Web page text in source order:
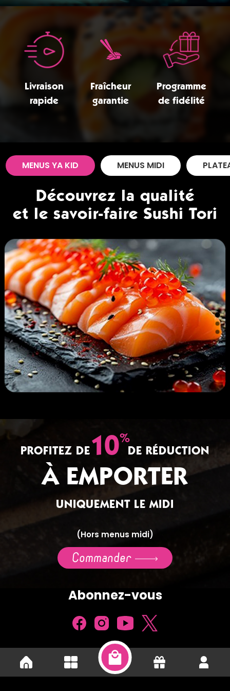
Livraison
rapide
Fraîcheur
garantie
Programme
de fidélité
MENUS YA KID MENUS MIDI
Découvrez la qualité
et le savoir-faire Sushi Tori
PROFITEZ DE10%
DE RÉDUCTION
À EMPORTER
UNIQUEMENT LE MIDI
(Hors menus midi)
Commander
Abonnez-vous